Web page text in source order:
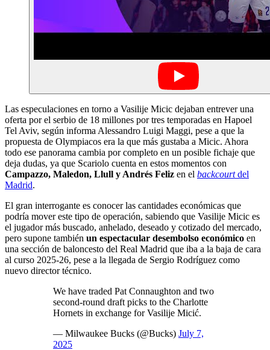
Las especulaciones en torno a Vasilije Micic dejaban entrever una
oferta por el serbio de 18 millones por tres temporadas en Hapoel
Tel Aviv, según informa Alessandro Luigi Maggi, pese a que la
propuesta de Olympiacos era la que más gustaba a Micic. Ahora
todo ese panorama cambia por completo en un posible fichaje que
deja dudas, ya que Scariolo cuenta en estos momentos con
Campazzo, Maledon, Llull y Andrés Feliz en el backcourtdel
Madrid.
El gran interrogante es conocer las cantidades económicas que
podría mover este tipo de operación, sabiendo que Vasilije Micic es
el jugador más buscado, anhelado, deseado y cotizado del mercado,
pero supone también un espectacular desembolso económico en
una sección de baloncesto del Real Madrid que iba a la baja de cara
al curso 2025-26, pese a la llegada de Sergio Rodríguez como
nuevo director técnico.
We have traded Pat Connaughton and two
second-round draft picks to the Charlotte
Hornets in exchange for Vasilije Micić.
— Milwaukee Bucks (@Bucks) July 7,
2025